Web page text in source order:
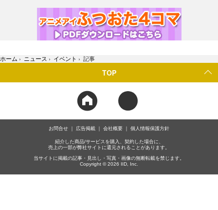
ホーム › ニュース › イベント › 記事
TOP
お問合せ 広告掲載 会社概要 個人情報保護方針
紹介した商品/サービスを購入、契約した場合に、
売上の一部が弊社サイトに還元されることがあります。
当サイトに掲載の記事・見出し・写真・画像の無断転載を禁じます。
Copyright © 2026 IID, Inc.